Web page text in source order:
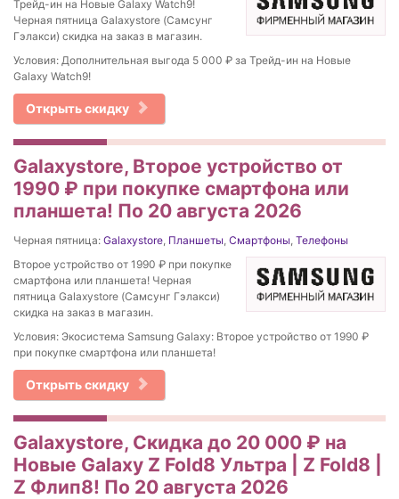
Трейд-ин на Новые Galaxy Watch9!
Черная пятница Galaxystore (Самсунг
Гэлакси) скидка на заказ в магазин.
Условия: Дополнительная выгода 5 000 ₽ за Трейд-ин на Новые
Galaxy Watch9!
Открыть скидку
Galaxystore, Второе устройство от
1990 ₽ при покупке смартфона или
планшета! По 20 августа 2026
Черная пятница: Galaxystore, Планшеты, Смартфоны, Телефоны
Второе устройство от 1990 ₽ при покупке
смартфона или планшета! Черная
пятница Galaxystore (Самсунг Гэлакси)
скидка на заказ в магазин.
Условия: Экосистема Samsung Galaxy: Второе устройство от 1990 ₽
при покупке смартфона или планшета!
Открыть скидку
Galaxystore, Скидка до 20 000 ₽ на
Новые Galaxy Z Fold8 Ультра | Z Fold8 |
Z Флип8! По 20 августа 2026